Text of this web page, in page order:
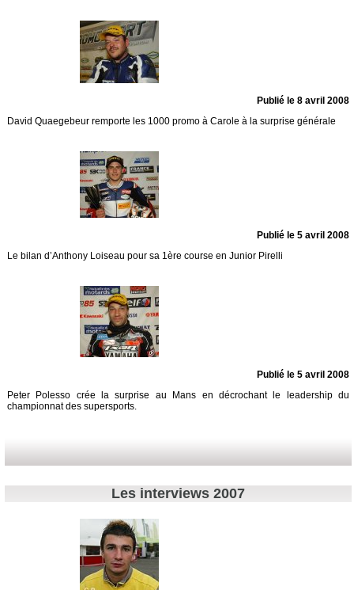
Publié le 8 avril 2008
David Quaegebeur remporte les 1000 promo à Carole à la surprise générale
Publié le 5 avril 2008
Le bilan d’Anthony Loiseau pour sa 1ère course en Junior Pirelli
Publié le 5 avril 2008
Peter Polesso crée la surprise au Mans en décrochant le leadership du
championnat des supersports.
Les interviews 2007